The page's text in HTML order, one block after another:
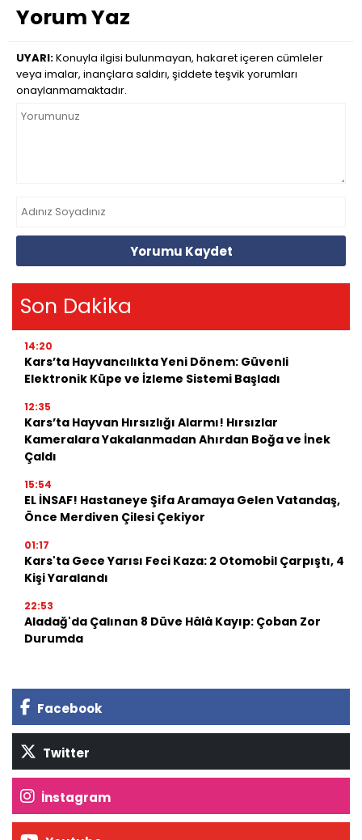
Yorum Yaz
UYARI:Konuyla ilgisi bulunmayan, hakaret içeren cümleler
veya imalar, inançlara saldırı, şiddete teşvik yorumları
onaylanmamaktadır.
Yorumu Kaydet
Son Dakika
14:20
Kars’ta Hayvancılıkta Yeni Dönem: Güvenli
Elektronik Küpe ve İzleme Sistemi Başladı
12:35
Kars’ta Hayvan Hırsızlığı Alarmı! Hırsızlar
Kameralara Yakalanmadan Ahırdan Boğa ve İnek
Çaldı
15:54
EL İNSAF! Hastaneye Şifa Aramaya Gelen Vatandaş,
Önce Merdiven Çilesi Çekiyor
01:17
Kars'ta Gece Yarısı Feci Kaza: 2 Otomobil Çarpıştı, 4
Kişi Yaralandı
22:53
Aladağ'da Çalınan 8 Düve Hâlâ Kayıp: Çoban Zor
Durumda
Facebook
Twitter
İnstagram